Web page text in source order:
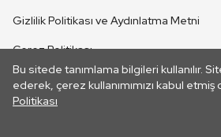
Bu sitede tanımlama bilgileri kullanılır.
ederek, çerez kullanımımızı kabul etmiş
Politikası
CANLI YAYINLAR
Gizlilik Politikası ve Aydınlatma Metni
Çerez Politikası
İletişim
Her hakkı saklıdır. ©2026 TRT.